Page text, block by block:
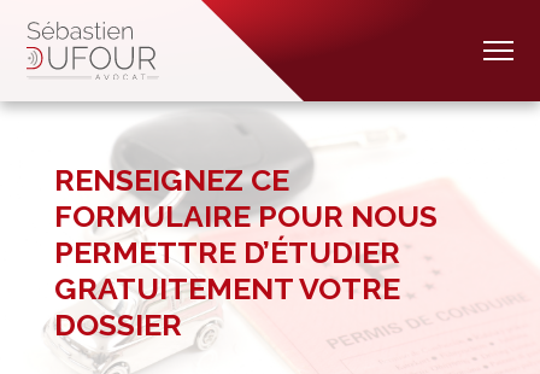
RENSEIGNEZ CE
FORMULAIRE POUR NOUS
PERMETTRE D’ÉTUDIER
GRATUITEMENT VOTRE
DOSSIER